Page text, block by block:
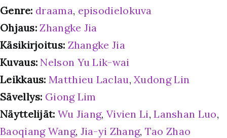
Genre: draama, episodielokuva
Ohjaus: Zhangke Jia
Käsikirjoitus: Zhangke Jia
Kuvaus:Nelson Yu Lik-wai
Leikkaus: Matthieu Laclau,Xudong Lin
Sävellys: Giong Lim
Näyttelijät: Wu Jiang, Vivien Li,Lanshan Luo,
Baoqiang Wang, Jia-yi Zhang, Tao Zhao